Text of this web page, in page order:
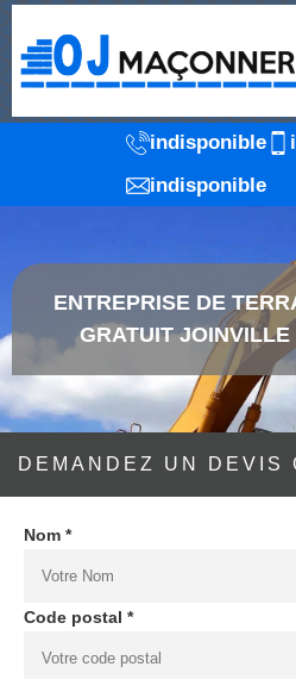
indisponible
indisponible
ENTREPRISE DE
GRATUIT
DEMANDEZ UN DEVIS
Nom *
Code postal *